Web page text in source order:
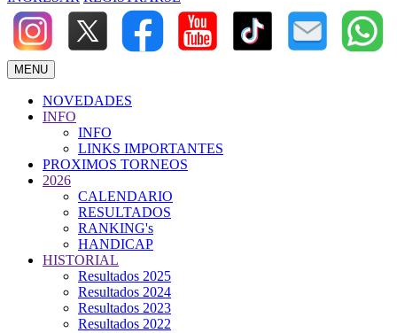
MENU
NOVEDADES
INFO
INFO
LINKS IMPORTANTES
PROXIMOS TORNEOS
2026
CALENDARIO
RESULTADOS
RANKING's
HANDICAP
HISTORIAL
Resultados 2025
Resultados 2024
Resultados 2023
Resultados 2022